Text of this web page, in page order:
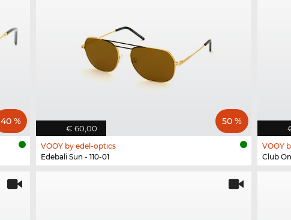
40 %
€ 60,00
50 %
VOOY by edel-optics
Edebali Sun - 110-01
VOOY
Club